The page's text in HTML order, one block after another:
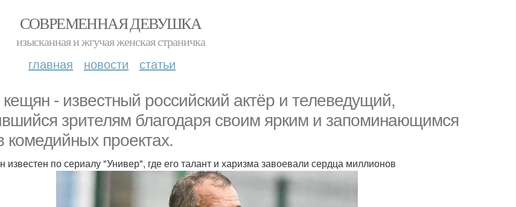
СОВРЕМЕННАЯ ДЕВУШКА
изысканная и жгучая женская страничка
главная новости статьи
- известный российский актёр и телеведущий,
зрителям благодаря своим ярким и запоминающимся
комедийных проектах.
известен по сериалу "Универ", где его талант и харизма завоевали сердца миллионов